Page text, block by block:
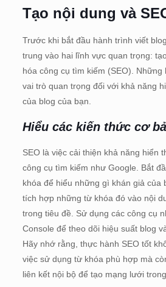
Tạo nội dung và
Trước khi bắt đầu hành trình viết
trung vào hai lĩnh vực quan trọng:
hóa công cụ tìm kiếm (SEO). Những
vai trò quan trọng đối với khả năng
của blog của bạn.
Hiểu các kiến thức cơ
SEO là việc cải thiện khả năng hiển
công cụ tìm kiếm như Google. Bắt
khóa để hiểu những gì khán giả của
tích hợp những từ khóa đó vào nội
trong tiêu đề. Sử dụng các công cụ
Console để theo dõi hiệu suất blog
Hãy nhớ rằng, thực hành SEO tốt
việc sử dụng từ khóa phù hợp mà
liên kết nội bộ để tạo mạng lưới